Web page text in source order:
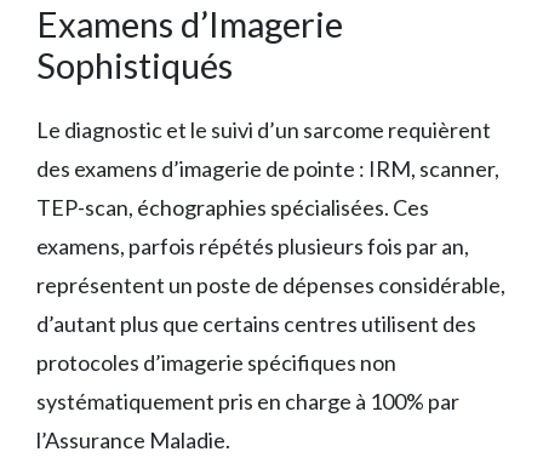
Examens d’Imagerie
Sophistiqués
Le diagnostic et le suivi d’un sarcome requièrent
des examens d’imagerie de pointe : IRM, scanner,
TEP-scan, échographies spécialisées. Ces
examens, parfois répétés plusieurs fois par an,
représentent un poste de dépenses considérable,
d’autant plus que certains centres utilisent des
protocoles d’imagerie spécifiques non
systématiquement pris en charge à 100% par
l’Assurance Maladie.